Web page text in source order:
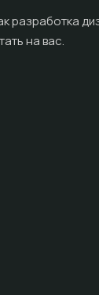
разработка
на вас.